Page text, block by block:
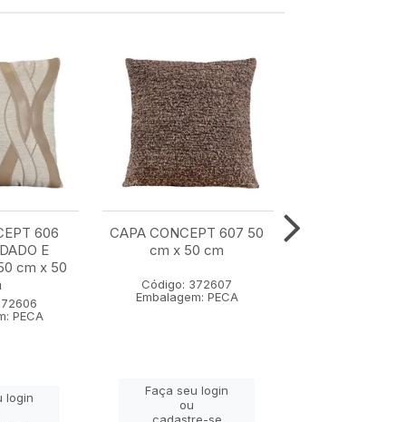
606
E
cm x 50
PECA
login
CAPA CONCEPT 607 50
cm x 50 cm
Código: 372607
Embalagem: PECA
Faça seu login
ou